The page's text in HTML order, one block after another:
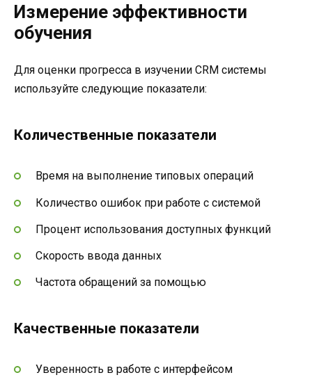
Измерение эффективности
обучения
Для оценки прогресса в изучении CRM системы
используйте следующие показатели:
Количественные показатели
Время на выполнение типовых операций
Количество ошибок при работе с системой
Процент использования доступных функций
Скорость ввода данных
Частота обращений за помощью
Качественные показатели
Уверенность в работе с интерфейсом